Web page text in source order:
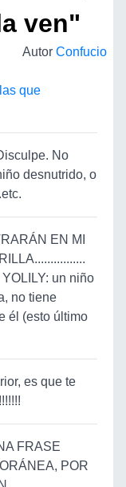
ven"
Autor Confucio
que
No
desnutrido, o
EN MI
un niño
no tiene
él (esto último
es que te
FRASE
POR